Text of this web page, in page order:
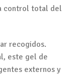
control total del
recogidos.
este gel de
externos y